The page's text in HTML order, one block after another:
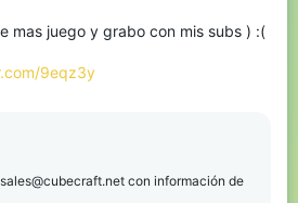
mas juego y grabo con mis subs ) :(
9eqz3y
con información de